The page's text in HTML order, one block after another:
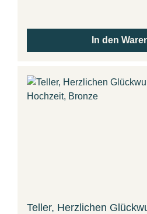
In den
Teller, Herzlichen